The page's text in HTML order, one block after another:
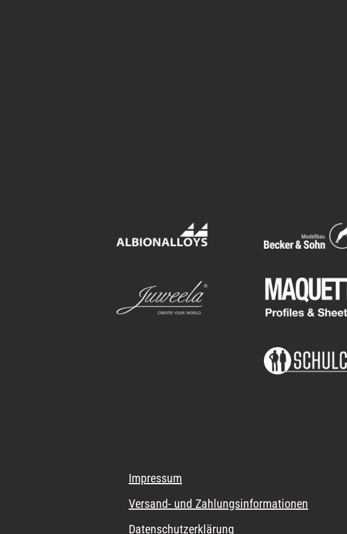
Impressum
Versand- und Zahlungsinformationen
Datenschutzerklärung